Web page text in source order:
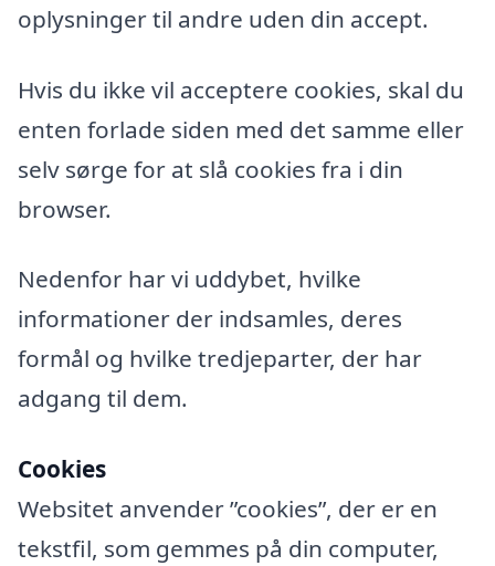
oplysninger til andre uden din accept.
Hvis du ikke vil acceptere cookies, skal du
enten forlade siden med det samme eller
selv sørge for at slå cookies fra i din
browser.
Nedenfor har vi uddybet, hvilke
informationer der indsamles, deres
formål og hvilke tredjeparter, der har
adgang til dem.
Cookies
Websitet anvender ”cookies”, der er en
tekstfil, som gemmes på din computer,